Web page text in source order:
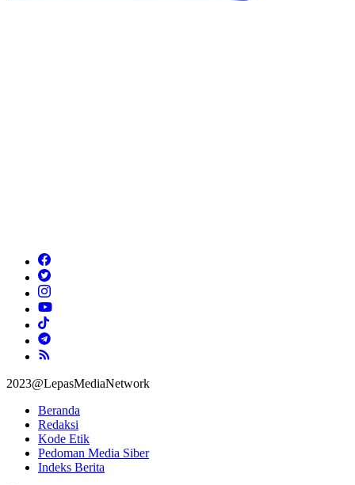
2023@LepasMediaNetwork
Beranda
Redaksi
Kode Etik
Pedoman Media Siber
Indeks Berita